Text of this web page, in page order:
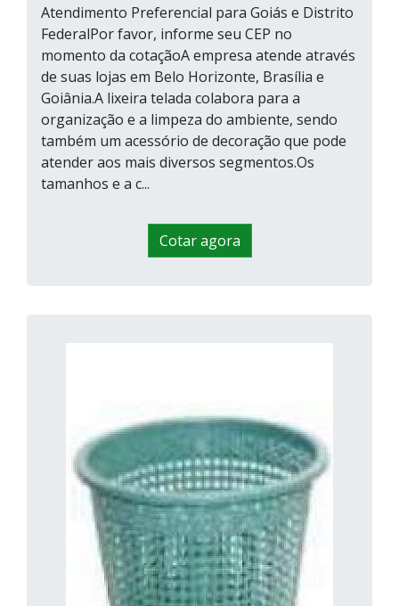
Atendimento Preferencial para Goiás e Distrito
FederalPor favor, informe seu CEP no
momento da cotaçãoA empresa atende através
de suas lojas em Belo Horizonte, Brasília e
Goiânia.A lixeira telada colabora para a
organização e a limpeza do ambiente, sendo
também um acessório de decoração que pode
atender aos mais diversos segmentos.Os
tamanhos e a c...
Cotar agora